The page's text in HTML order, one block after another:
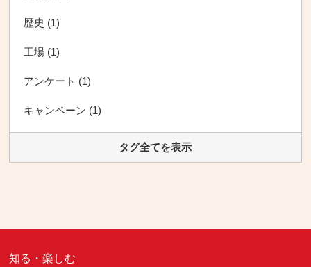
歴史 (1)
工場 (1)
アンケート (1)
キャンペーン (1)
タグ全てを表示
知る・楽しむ